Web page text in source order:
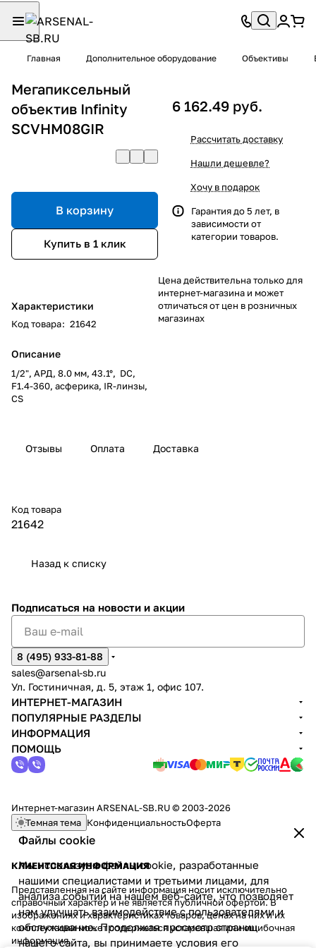
Главная Дополнительное оборудование Объективы
Мегапиксельный
объектив Infinity
SCVHM08GIR
В корзину
Купить в 1 клик
Характеристики
Код товара: 21642
Описание
1/2", АРД, 8.0 мм, 43.1°, DC,
F1.4-360, асферика, IR-линзы,
CS
6 162.49 руб.
Рассчитать доставку
Нашли дешевле?
Хочу в подарок
Гарантия до 5 лет, в
зависимости от
категории товаров.
Цена действительна только для
интернет-магазина и может
отличаться от цен в розничных
магазинах
Отзывы Оплата Доставка
Код товара
21642
Назад к списку
Файлы cookie
Мы используем файлы cookie, разработанные
нашими специалистами и третьими лицами, для
анализа событий на нашем веб-сайте, что позволяет
нам улучшать взаимодействие с пользователями и
обслуживание. Продолжая просмотр страниц
нашего сайта, вы принимаете условия его
Подписаться на новости и акции
8 (495) 933-81-88
sales@arsenal-sb.ru
Ул. Гостиничная, д. 5, этаж 1, офис 107.
ИНТЕРНЕТ-МАГАЗИН
ПОПУЛЯРНЫЕ РАЗДЕЛЫ
ИНФОРМАЦИЯ
ПОМОЩЬ
Интернет-магазин ARSENAL-SB.RU © 2003-2026
Темная тема КонфиденциальностьОферта
КЛИЕНТСКАЯ ИНФОРМАЦИЯ
Представленная на сайте информация носит исключительно
справочный характер и не является публичной офертой. В
изображениях и характеристиках товаров, ценах на них и их
комплектации может содержаться устаревшая или ошибочная
информация.